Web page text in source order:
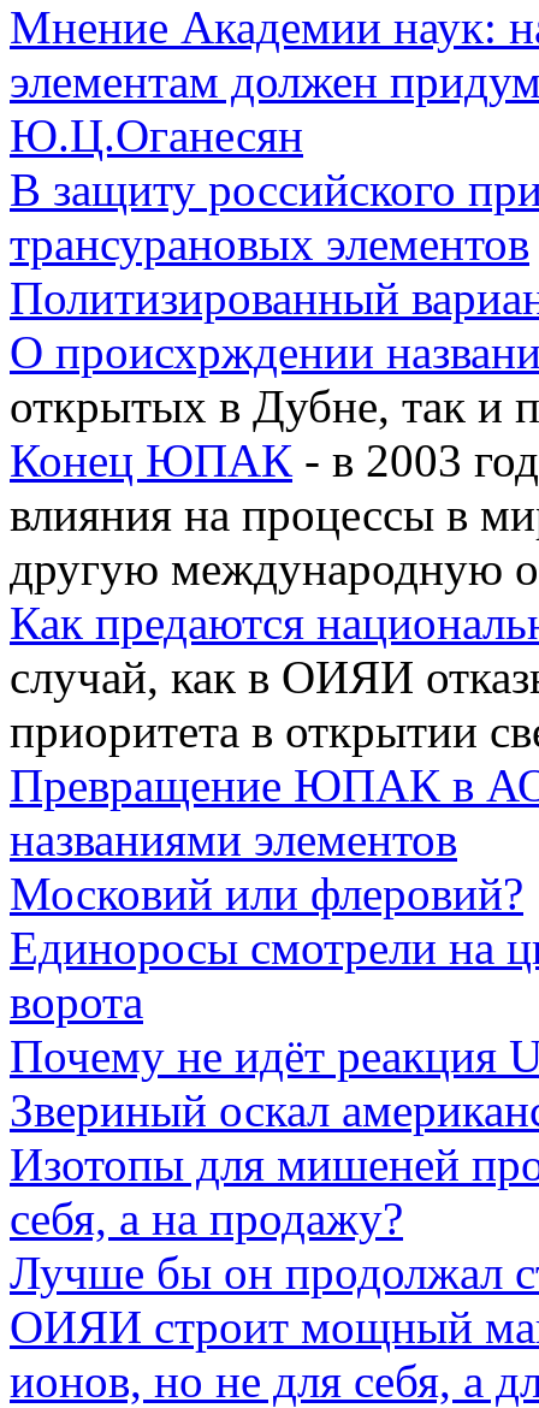
Мнение Академии наук:
элементам должен
Ю.Ц.Оганесян
В защиту российского
трансурановых элементов
Политизированный
О происхрждении
открытых в Дубне, так и
Конец ЮПАК - в 2003
влияния на процессы в
другую международную
Как предаются
случай, как в ОИЯИ
приоритета в открытии
Превращение ЮПАК в АО
названиями элементов
Московий или флеровий?
Единоросы смотрели на
ворота
Почему не идёт реакция
Звериный оскал
Изотопы для мишеней
себя, а на продажу?
Лучше бы он продолжал
ОИЯИ строит мощный
ионов, но не для себя, а